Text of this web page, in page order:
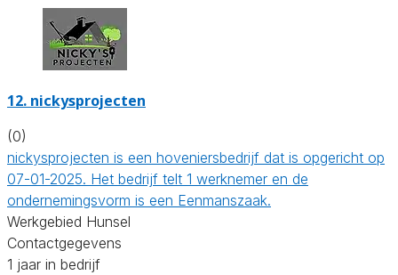
12. nickysprojecten
(0)
nickysprojecten is een hoveniersbedrijf dat is opgericht op
07-01-2025. Het bedrijf telt 1 werknemer en de
ondernemingsvorm is een Eenmanszaak.
Werkgebied Hunsel
Contactgegevens
1 jaar in bedrijf